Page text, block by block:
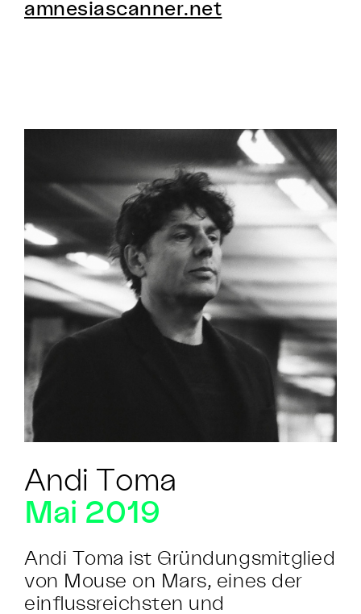
amnesiascanner.net
Andi Toma
Mai 2019
Andi Toma ist Gründungsmitglied
von Mouse on Mars, eines der
einflussreichsten und